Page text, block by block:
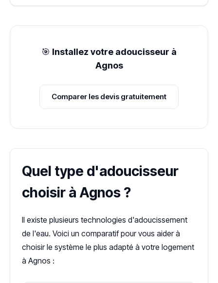
🎯 Installez votre adoucisseur à
Agnos
Comparer les devis gratuitement
Quel type d'adoucisseur
choisir à Agnos ?
Il existe plusieurs technologies d'adoucissement
de l'eau. Voici un comparatif pour vous aider à
choisir le système le plus adapté à votre logement
à Agnos :